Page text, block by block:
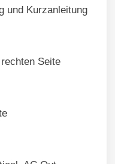
und Kurzanleitung
Seite